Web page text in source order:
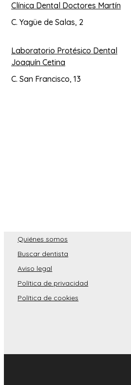
Clínica Dental Doctores Martín
C. Yagüe de Salas, 2
Laboratorio Protésico Dental
Joaquín Cetina
C. San Francisco, 13
Quiénes somos
Buscar dentista
Aviso legal
Política de privacidad
Política de cookies